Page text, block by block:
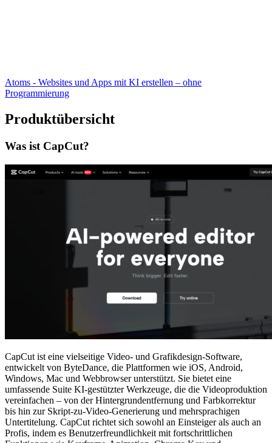
Atoms - Websites und Apps mit KI erstellen – ohne
Programmierung
Produktübersicht
Was ist CapCut?
CapCut ist eine vielseitige Video- und Grafikdesign-Software,
entwickelt von ByteDance, die Plattformen wie iOS, Android,
Windows, Mac und Webbrowser unterstützt. Sie bietet eine
umfassende Suite KI-gestützter Werkzeuge, die die Videoproduktion
vereinfachen – von der Hintergrundentfernung und Farbkorrektur
bis hin zur Skript-zu-Video-Generierung und mehrsprachigen
Untertitelung. CapCut richtet sich sowohl an Einsteiger als auch an
Profis, indem es Benutzerfreundlichkeit mit fortschrittlichen